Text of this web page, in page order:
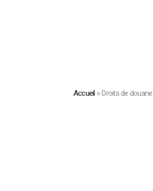
Accueil »Droits de douane